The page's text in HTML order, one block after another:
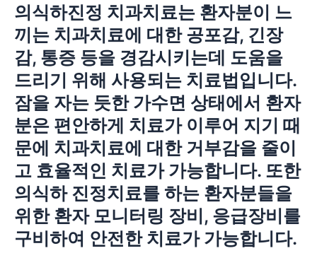
의식하진정 치과치료는 환자분이 느
끼는 치과치료에 대한 공포감, 긴장
감, 통증 등을 경감시키는데 도움을
드리기 위해 사용되는 치료법입니다.
잠을 자는 듯한 가수면 상태에서 환자
분은 편안하게 치료가 이루어 지기 때
문에 치과치료에 대한 거부감을 줄이
고 효율적인 치료가 가능합니다. 또한
의식하 진정치료를 하는 환자분들을
위한 환자 모니터링 장비, 응급장비를
구비하여 안전한 치료가 가능합니다.